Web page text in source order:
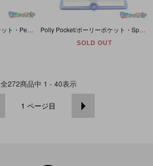
SOLD OUT
全272商品中 1 - 40表示
1 ページ目